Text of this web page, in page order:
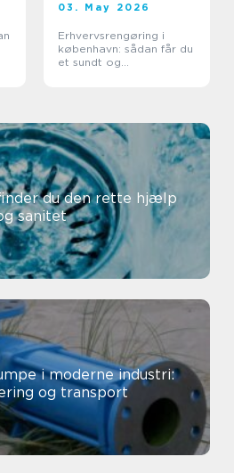
03. May 2026
Erhvervsrengøring i
københavn: sådan får du
et sundt og
sanitet
i moderne industri:
og transport